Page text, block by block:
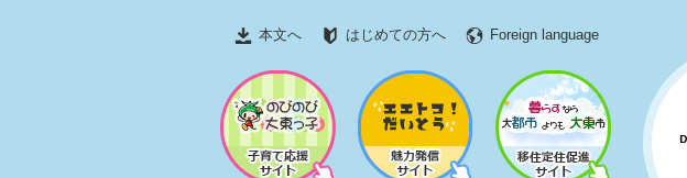
本文へ はじめての方へ Foreign language